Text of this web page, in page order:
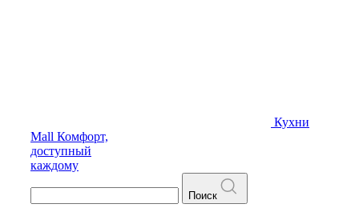
Кухни
Mall Комфорт,
доступный
каждому
Поиск